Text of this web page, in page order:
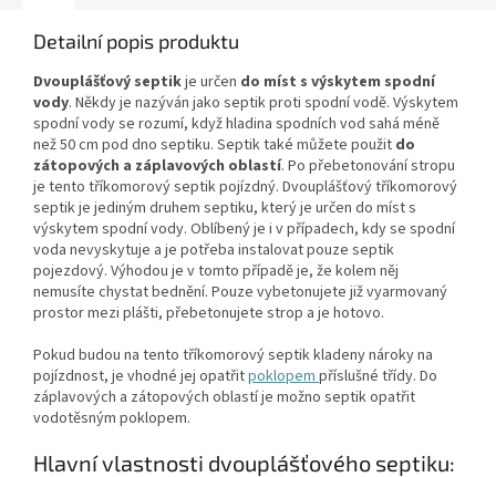
Detailní popis produktu
Dvouplášťový septikje určen do míst s výskytem spodní
vody. Někdy je nazýván jako septik proti spodní vodě. Výskytem
spodní vody se rozumí, když hladina spodních vod sahá méně
než 50 cm pod dno septiku. Septik také můžete použit do
zátopových a záplavových oblastí. Po přebetonování stropu
je tento tříkomorový septik pojízdný. Dvouplášťový tříkomorový
septik je jediným druhem septiku, který je určen do míst s
výskytem spodní vody. Oblíbený je i v případech, kdy se spodní
voda nevyskytuje a je potřeba instalovat pouze septik
pojezdový. Výhodou je v tomto případě je, že kolem něj
nemusíte chystat bednění. Pouze vybetonujete již vyarmovaný
prostor mezi plášti, přebetonujete strop a je hotovo.
Pokud budou na tento tříkomorový septik kladeny nároky na
pojízdnost, je vhodné jej opatřitpoklopem příslušné třídy. Do
záplavových a zátopových oblastí je možno septik opatřit
vodotěsným poklopem.
Hlavní vlastnosti dvouplášťového septiku: